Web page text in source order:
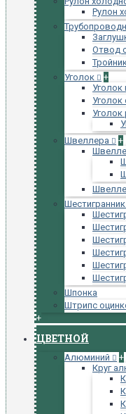
Рулон
Отвод
Уголок
+
Уголок
Швеллера
+
Шпонка
Штрипс
+
ЦВЕТНОЙ
Алюминий
+
Круг